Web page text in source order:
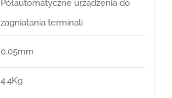
Półautomatyczne urządzenia do
zagniatania terminali
0.05mm
4.4Kg